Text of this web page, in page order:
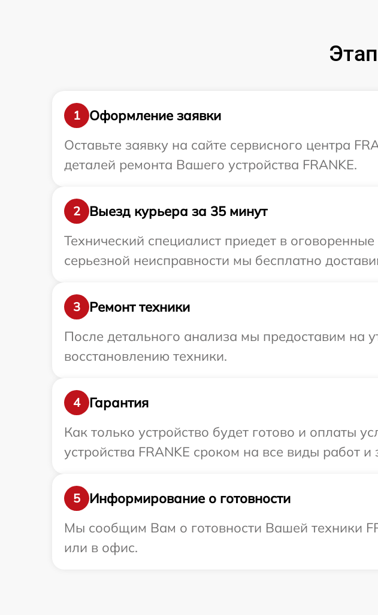
1
Оформление заявки
Оставьте заявку на сайте сервисного центра
деталей ремонта Вашего устройства FRANKE.
2
Выезд курьера за 35 минут
Технический специалист приедет в
серьезной неисправности мы бесплатно
3
Ремонт техники
После детального анализа мы предоставим на
восстановлению техники.
4
Гарантия
Как только устройство будет готово и оплаты
устройства FRANKE сроком на все виды работ и
5
Информирование о готовности
Мы сообщим Вам о готовности Вашей техники
или в офис.